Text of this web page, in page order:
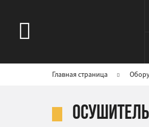
Главная страница